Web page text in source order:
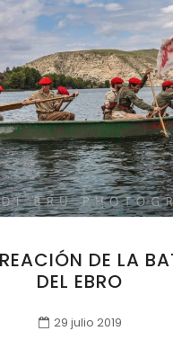
DE LA
DEL EBRO
29 julio 2019